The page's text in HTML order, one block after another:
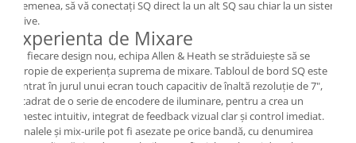
asemenea, să vă conectați SQ direct la un alt SQ sau chiar la un sistem
dLive.
Experienta de Mixare
Cu fiecare design nou, echipa Allen & Heath se străduiește să se
apropie de experiența suprema de mixare.Tabloul de bord SQ este
centrat în jurul unui ecran touch capacitiv de înaltă rezoluție de 7",
încadrat de o serie de encodere de iluminare, pentru a crea un
amestec intuitiv, integrat de feedback vizual clar și control imediat.
Canalele și mix-urile pot fi asezate pe orice bandă, cu denumirea